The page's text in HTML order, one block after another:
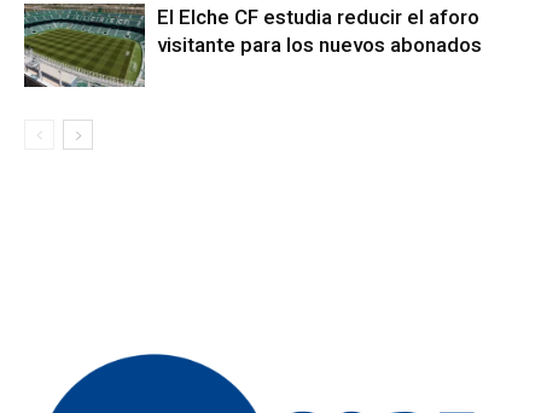
El Elche CF estudia reducir el aforo
visitante para los nuevos abonados